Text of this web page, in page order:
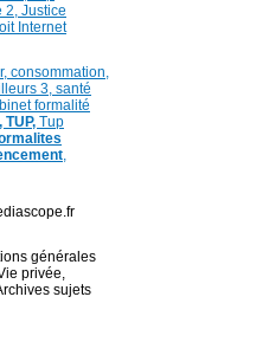
2, Justice
Internet
consommation,
3, santé
formalité
TUP, Tup
,
générales
privée,
sujets